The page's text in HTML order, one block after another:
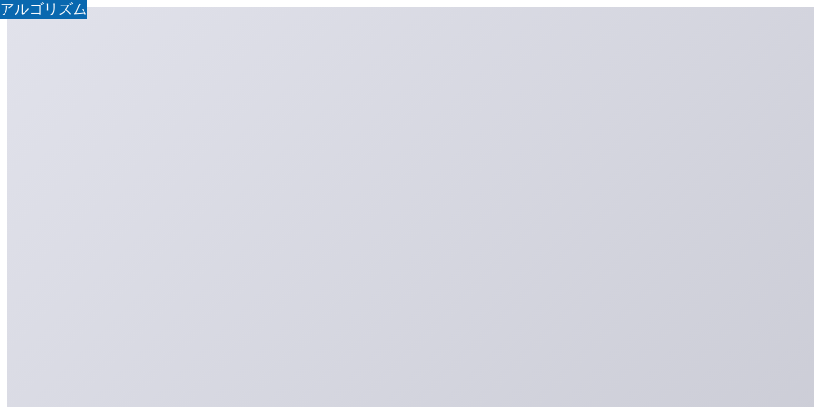
アルゴリズム
アルゴリズム
アルゴリズム
アルゴリズム
アルゴリズム
アルゴリズム
アルゴリズム
アルゴリズム
アルゴリズム